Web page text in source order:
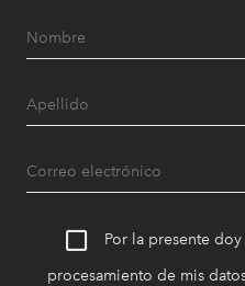
Por la presente
procesamiento de mis